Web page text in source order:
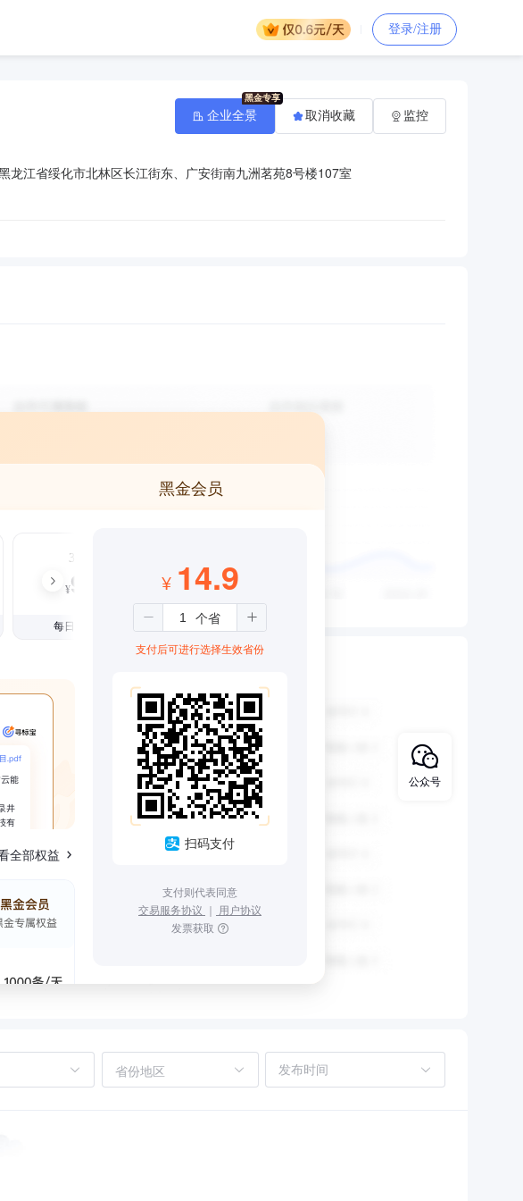
登录/注册
龙江省绥化市北林区长江街东、广安街南九洲茗苑8号楼107室
企业全景 取消收藏 监控
黑金会员
3个月
¥99
每日仅1.08元
全部权益
¥ 14.9
支付后可进行选择生效省份
扫码支付
支付则代表同意
交易服务协议 ｜ 用户协议
发票获取
省份地区
公众号